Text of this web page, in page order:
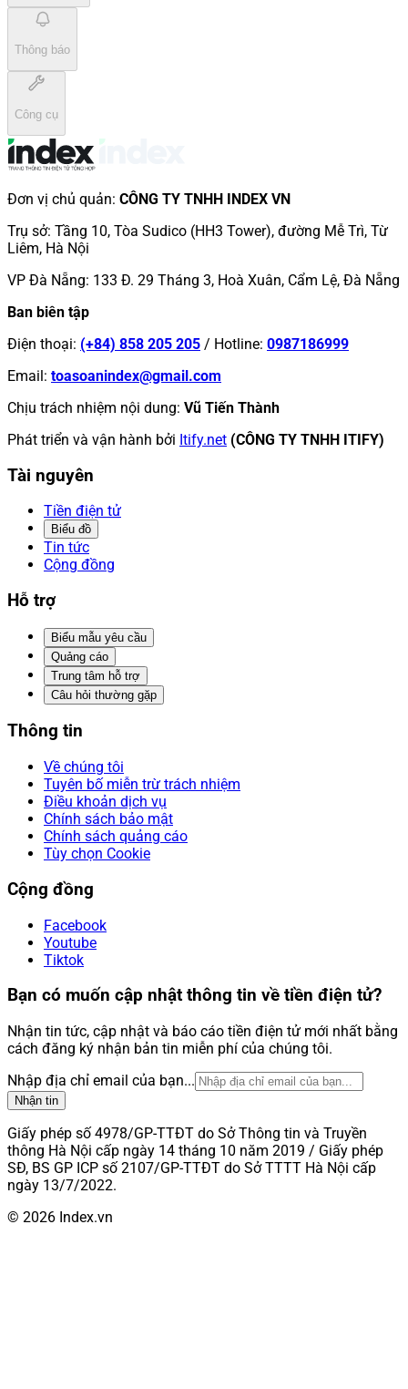
Thông báo
Công cụ
Đơn vị chủ quản: CÔNG TY TNHH INDEX VN
Trụ sở: Tầng 10, Tòa Sudico (HH3 Tower), đường Mễ Trì, Từ
Liêm, Hà Nội
VP Đà Nẵng: 133 Đ. 29 Tháng 3, Hoà Xuân, Cẩm Lệ, Đà Nẵng
Ban biên tập
Điện thoại: (+84) 858 205 205 / Hotline: 0987186999
Email: toasoanindex@gmail.com
Chịu trách nhiệm nội dung: Vũ Tiến Thành
Phát triển và vận hành bởi Itify.net (CÔNG TY TNHH ITIFY)
Tài nguyên
Tiền điện tử
Biểu đồ
Tin tức
Cộng đồng
Hỗ trợ
Biểu mẫu yêu cầu
Quảng cáo
Trung tâm hỗ trợ
Câu hỏi thường gặp
Thông tin
Về chúng tôi
Tuyên bố miễn trừ trách nhiệm
Điều khoản dịch vụ
Chính sách bảo mật
Chính sách quảng cáo
Tùy chọn Cookie
Cộng đồng
Facebook
Youtube
Tiktok
Bạn có muốn cập nhật thông tin về tiền điện tử?
Nhận tin tức, cập nhật và báo cáo tiền điện tử mới nhất bằng
cách đăng ký nhận bản tin miễn phí của chúng tôi.
Nhập địa chỉ email của bạn...
Nhận tin
Giấy phép số 4978/GP-TTĐT do Sở Thông tin và Truyền
thông Hà Nội cấp ngày 14 tháng 10 năm 2019 / Giấy phép
SĐ, BS GP ICP số 2107/GP-TTĐT do Sở TTTT Hà Nội cấp
ngày 13/7/2022.
© 2026 Index.vn